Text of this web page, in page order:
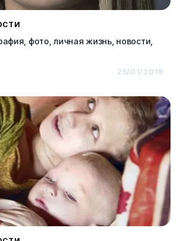
фото, личная жизнь, новости,
25/01/2019